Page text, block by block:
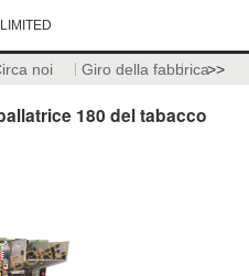
noi Giro della fabbrica>>
180 del tabacco